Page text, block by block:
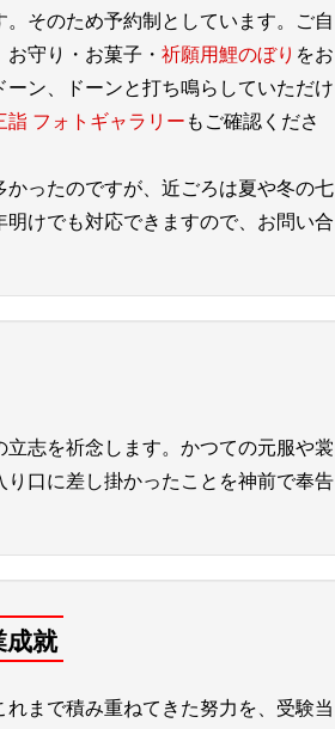
そのため予約制としています。ご自
守り・お菓子・ 祈願用鯉のぼり をお
ン、ドーンと打ち鳴らしていただけ
詣 フォトギャラリー もご確認くださ
ったのですが、近ごろは夏や冬の七
けでも対応できますので、お問い合
志を祈念します。かつての元服や裳
口に差し掛かったことを神前で奉告
成就
まで積み重ねてきた努力を、受験当